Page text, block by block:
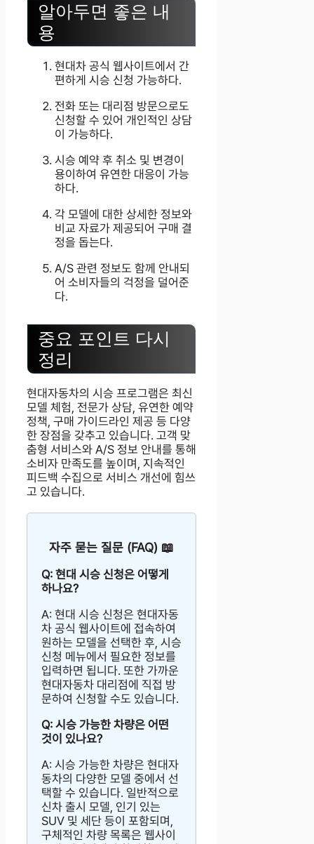
알아두면 좋은 내
용
현대차 공식 웹사이트에서 간
편하게 시승 신청 가능하다.
전화 또는 대리점 방문으로도
신청할 수 있어 개인적인 상담
이 가능하다.
시승 예약 후 취소 및 변경이
용이하여 유연한 대응이 가능
하다.
각 모델에 대한 상세한 정보와
비교 자료가 제공되어 구매 결
정을 돕는다.
A/S 관련 정보도 함께 안내되
어 소비자들의 걱정을 덜어준
다.
중요 포인트 다시
정리
현대자동차의 시승 프로그램은 최신
모델 체험, 전문가 상담, 유연한 예약
정책, 구매 가이드라인 제공 등 다양
한 장점을 갖추고 있습니다. 고객 맞
춤형 서비스와 A/S 정보 안내를 통해
소비자 만족도를 높이며, 지속적인
피드백 수집으로 서비스 개선에 힘쓰
고 있습니다.
자주 묻는 질문 (FAQ) 📖
Q: 현대 시승 신청은 어떻게
하나요?
A: 현대 시승 신청은 현대자동
차 공식 웹사이트에 접속하여
원하는 모델을 선택한 후, 시승
신청 메뉴에서 필요한 정보를
입력하면 됩니다. 또한 가까운
현대자동차 대리점에 직접 방
문하여 신청할 수도 있습니다.
Q: 시승 가능한 차량은 어떤
것이 있나요?
A: 시승 가능한 차량은 현대자
동차의 다양한 모델 중에서 선
택할 수 있습니다. 일반적으로
신차 출시 모델, 인기 있는
SUV 및 세단 등이 포함되며,
구체적인 차량 목록은 웹사이